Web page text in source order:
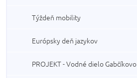
Týždeň mobility
Európsky deň jazykov
PROJEKT - Vodné dielo Gabčíkovo